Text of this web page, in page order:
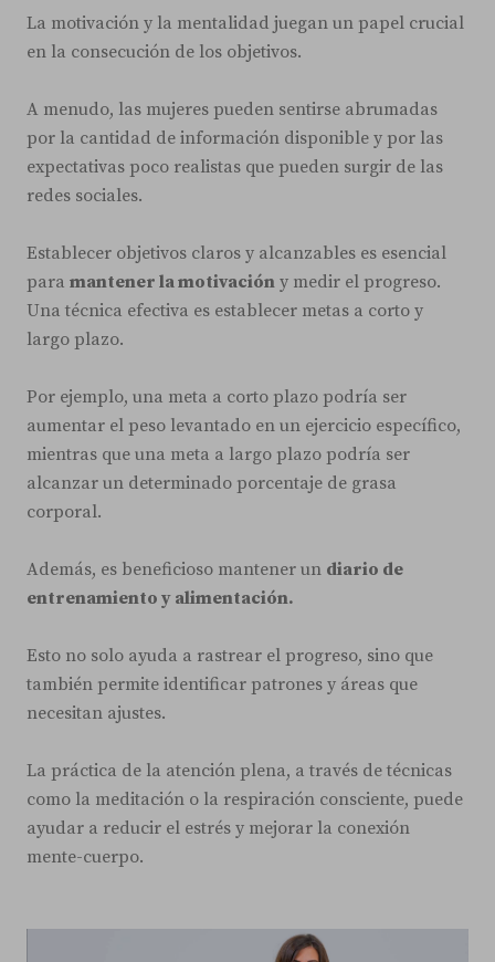
La motivación y la mentalidad juegan un papel crucial
en la consecución de los objetivos.
A menudo, las mujeres pueden sentirse abrumadas
por la cantidad de información disponible y por las
expectativas poco realistas que pueden surgir de las
redes sociales.
Establecer objetivos claros y alcanzables es esencial
para mantener la motivación y medir el progreso.
Una técnica efectiva es establecer metas a corto y
largo plazo.
Por ejemplo, una meta a corto plazo podría ser
aumentar el peso levantado en un ejercicio específico,
mientras que una meta a largo plazo podría ser
alcanzar un determinado porcentaje de grasa
corporal.
Además, es beneficioso mantener un diario de
entrenamiento y alimentación.
Esto no solo ayuda a rastrear el progreso, sino que
también permite identificar patrones y áreas que
necesitan ajustes.
La práctica de la atención plena, a través de técnicas
como la meditación o la respiración consciente, puede
ayudar a reducir el estrés y mejorar la conexión
mente-cuerpo.